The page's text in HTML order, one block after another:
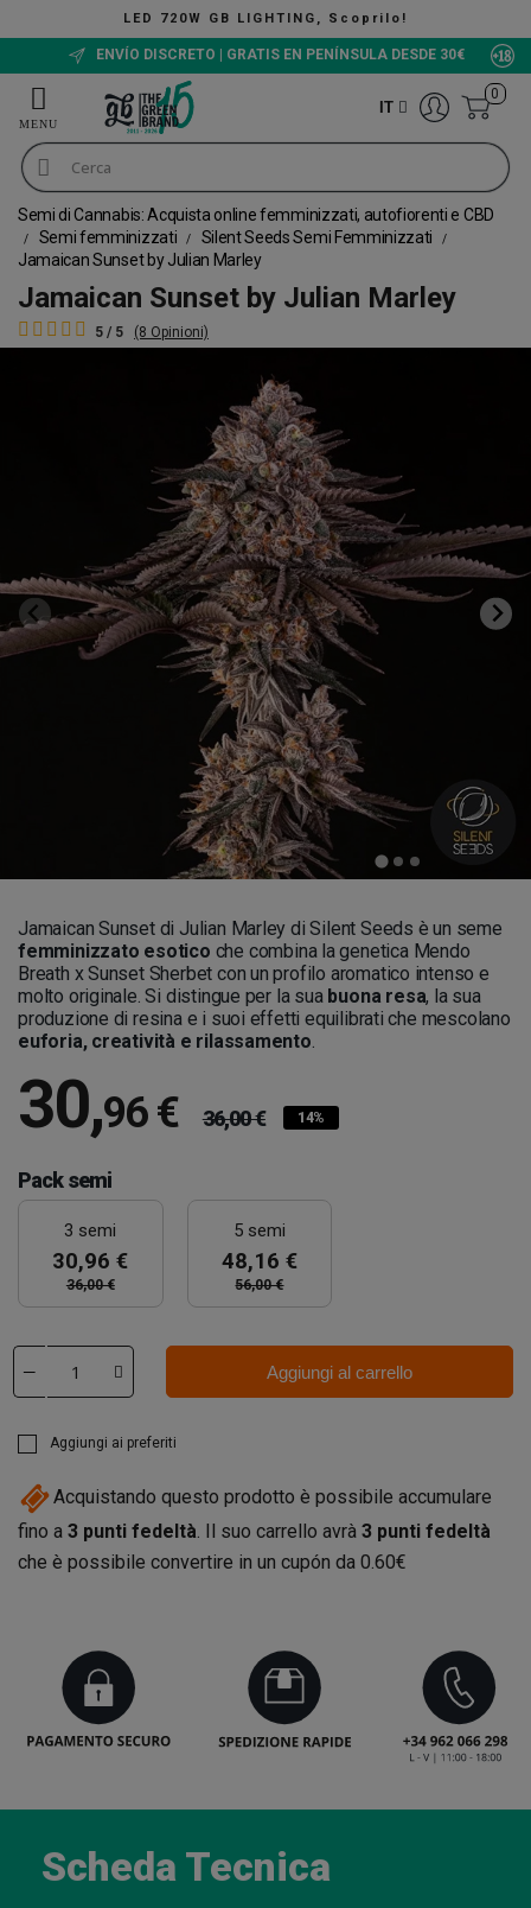
The Green
ENVÍO DISCRETO | GRATIS EN PENÍNSULA DESDE 30€
IT
0
Semi di Cannabis: Acquista online femminizzati, autofiorenti e CBD
Semi femminizzati
Silent Seeds Semi Femminizzati
Jamaican Sunset by Julian Marley
Jamaican Sunset by Julian Marley
5 / 5 (8 Opinioni)
Jamaican Sunset di Julian Marley di Silent Seeds è un seme
femminizzato esotico che combina la genetica Mendo
Breath x Sunset Sherbet con un profilo aromatico intenso e
molto originale. Si distingue per la sua buona resa, la sua
produzione di resina e i suoi effetti equilibrati che mescolano
euforia, creatività e rilassamento.
30,96 € 36,00 € 14%
Pack semi
3 semi
30,96 €
36,00 €
5 semi
48,16 €
56,00 €
Aggiungi al carrello
Aggiungi ai preferiti
Acquistando questo prodotto è possibile accumulare
fino a 3 punti fedeltà. Il suo carrello avrà 3 punti fedeltà
che è possibile convertire in un cupón da 0.60€
Scheda Tecnica